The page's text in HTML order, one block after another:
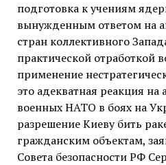
подготовка к учениям
вынужденным ответом на
стран коллективного
практической отработкой
применение
это адекватная реакция на
военных НАТО в боях на
разрешение Киеву бить
гражданским объектам,
Совета безопасности РФ